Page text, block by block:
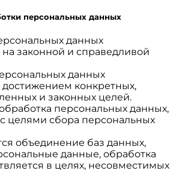
персональных данных
данных
законной и справедливой
данных
достижением конкретных,
и законных целей.
персональных данных,
целями сбора персональных
объединение баз данных,
данные, обработка
в целях, несовместимых